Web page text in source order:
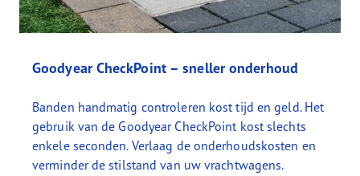
Goodyear CheckPoint – sneller onderhoud
Banden handmatig controleren kost tijd en geld. Het
gebruik van de Goodyear CheckPoint kost slechts
enkele seconden. Verlaag de onderhoudskosten en
verminder de stilstand van uw vrachtwagens.